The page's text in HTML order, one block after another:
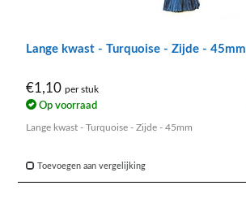
Lange kwast - Turquoise - Zijde - 45mm
€1,10 per stuk
Op voorraad
Lange kwast - Turquoise - Zijde - 45mm
Toevoegen aan vergelijking